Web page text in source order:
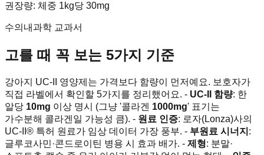
권장량: 체중 1kg당 30mg
수의내과학 교과서
고를 때 꼭 보는 5가지 기준
강아지 UC-II 영양제는 가격보다 함량이 먼저예요. 보호자가
직접 라벨에서 확인할 5가지를 정리했어요. - UC-II 함량: 한
알당 10mg 이상 명시 (그냥 '콜라겐 1000mg' 표기는
가수분해 콜라겐일 가능성 큼). - 원료 인증: 로자(Lonza)사의
UC-II® 특허 원료가 임상 데이터 가장 풍부. - 부원료 시너지 :
글루코사민·콘드로이틴 병용 시 효과 배가. - 제형: 분말·